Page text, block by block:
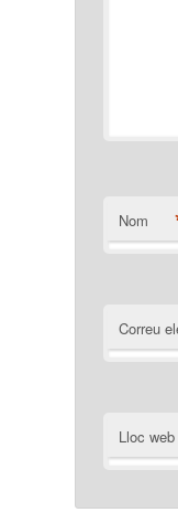
Nom
Correu
Lloc web